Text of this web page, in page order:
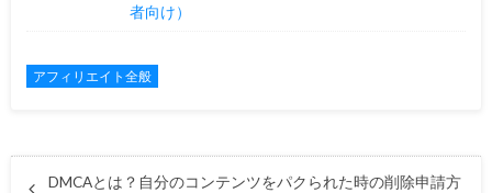
者向け）
アフィリエイト全般
DMCAとは？自分のコンテンツをパクられた時の削除申請方